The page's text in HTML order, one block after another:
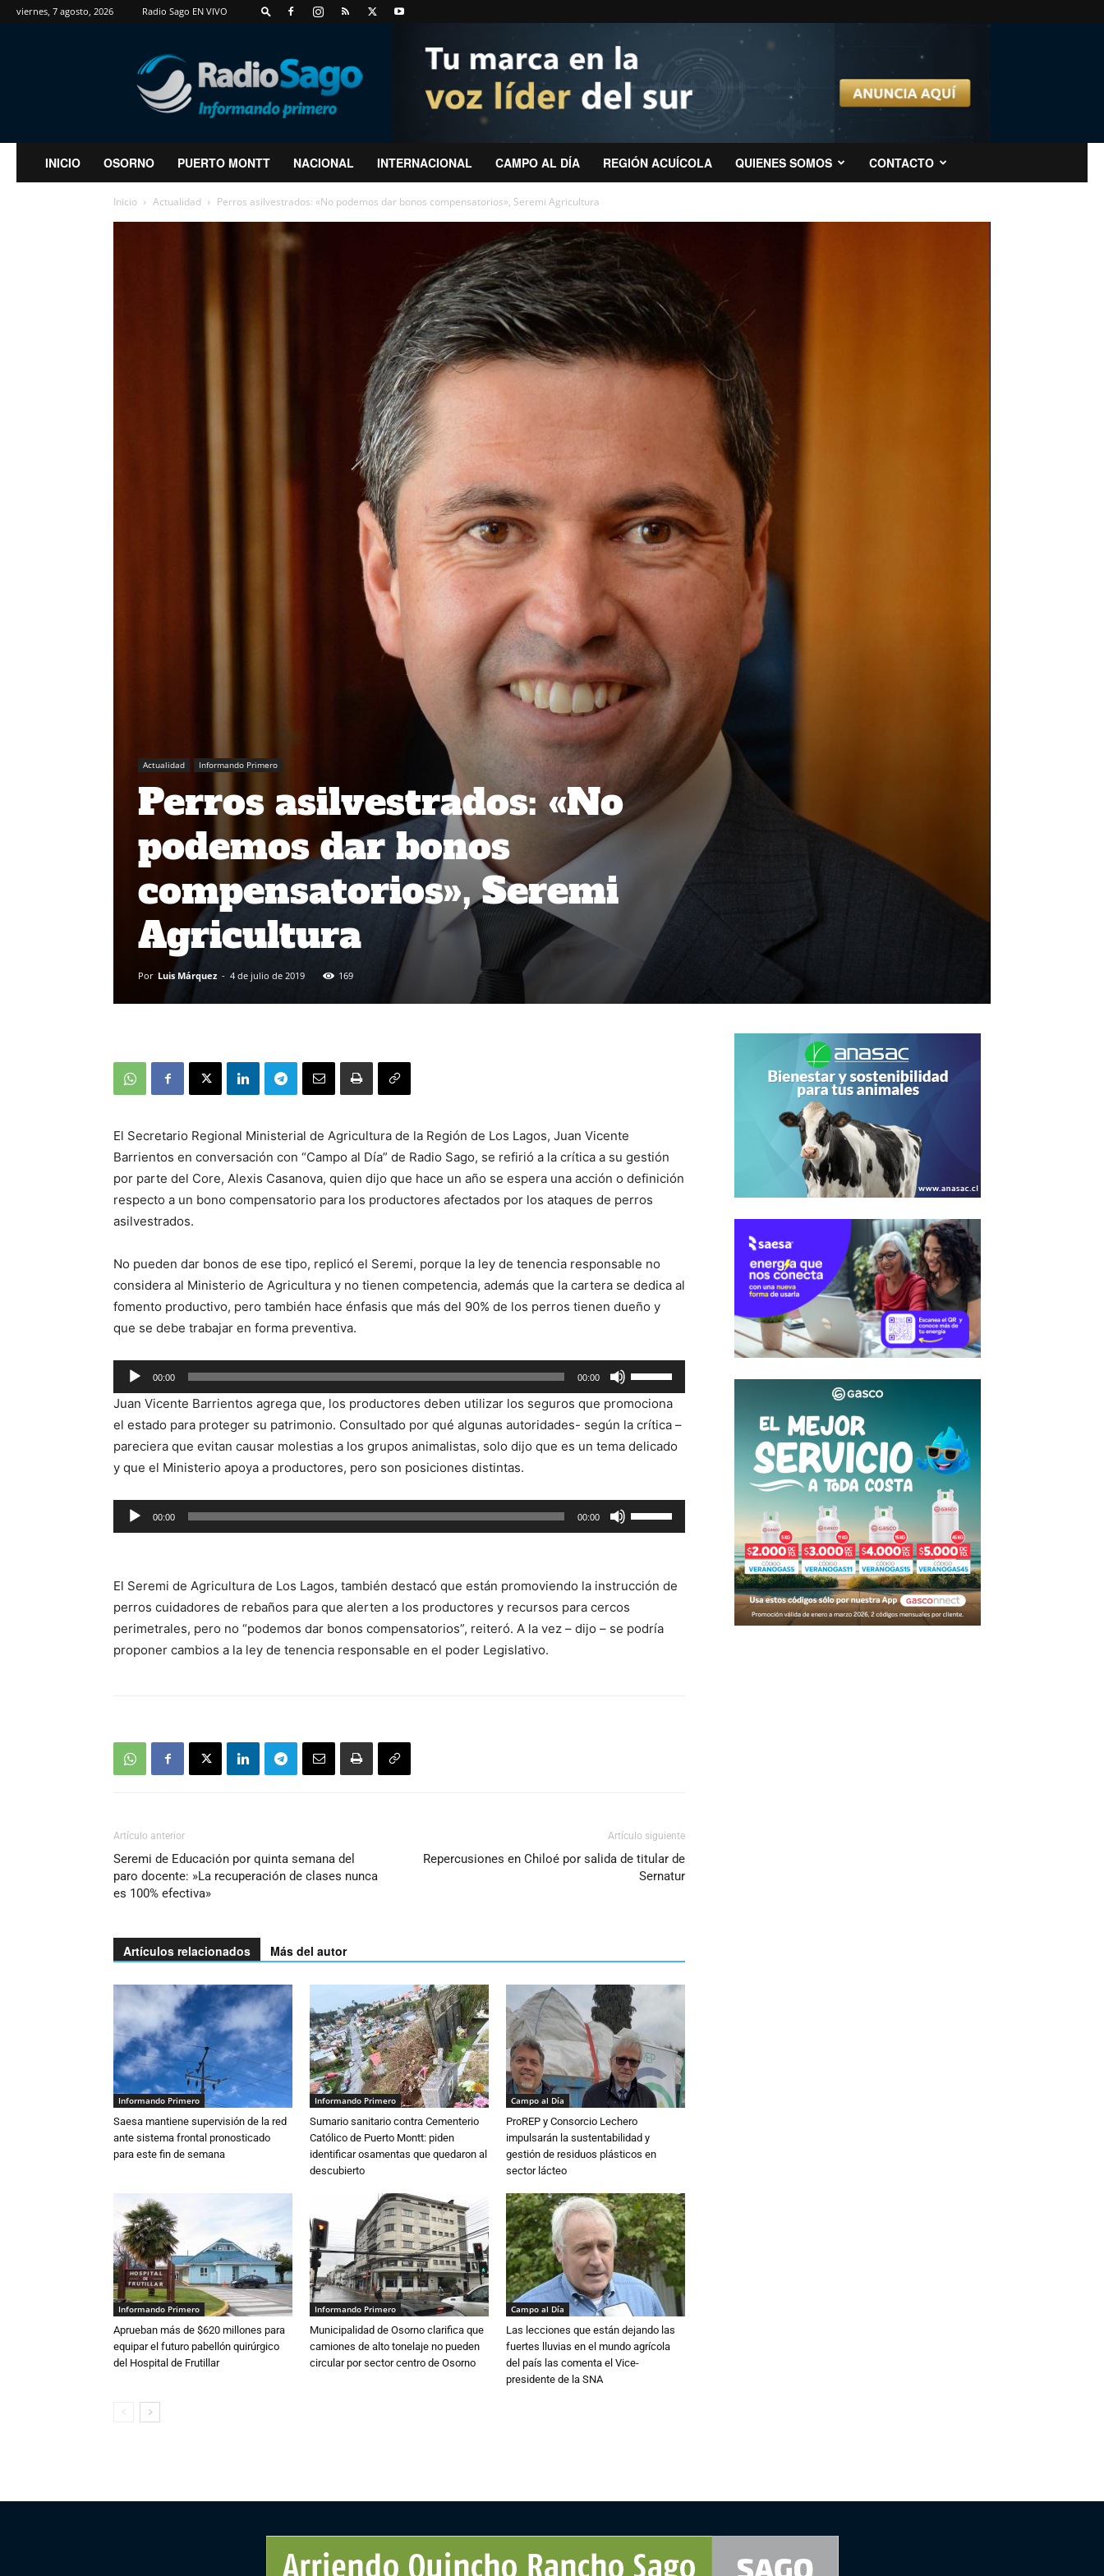
viernes, 7 agosto, 2026 Radio Sago EN VIVO
RadioSago
INICIO OSORNO PUERTO MONTT NACIONAL INTERNACIONAL CAMPO AL DÍA REGIÓN ACUÍCOLA QUIENES SOMOS CONTACTO
Inicio Actualidad Perros asilvestrados: «No podemos dar bonos compensatorios», Seremi Agricultura
Actualidad Informando Primero
Perros asilvestrados: «No
podemos dar bonos
compensatorios», Seremi
Agricultura
Por Luis Márquez - 4 de julio de 2019 169
El Secretario Regional Ministerial de Agricultura de la Región de Los Lagos, Juan Vicente
Barrientos en conversación con “Campo al Día” de Radio Sago, se refirió a la crítica a su gestión
por parte del Core, Alexis Casanova, quien dijo que hace un año se espera una acción o definición
respecto a un bono compensatorio para los productores afectados por los ataques de perros
asilvestrados.
No pueden dar bonos de ese tipo, replicó el Seremi, porque la ley de tenencia responsable no
considera al Ministerio de Agricultura y no tienen competencia, además que la cartera se dedica al
fomento productivo, pero también hace énfasis que más del 90% de los perros tienen dueño y
que se debe trabajar en forma preventiva.
Reproductor
de
audio
00:00 00:00
las
teclas
de
flecha
para
aumentar
el
Juan Vicente Barrientos agrega que, los productores deben utilizar los seguros que promociona
el estado para proteger su patrimonio. Consultado por qué algunas autoridades- según la crítica –
pareciera que evitan causar molestias a los grupos animalistas, solo dijo que es un tema delicado
y que el Ministerio apoya a productores, pero son posiciones distintas.
Reproductor
de
00:00 00:00
las
flecha
para
El Seremi de Agricultura de Los Lagos, también destacó que están promoviendo la instrucción de
perros cuidadores de rebaños para que alerten a los productores y recursos para cercos
perimetrales, pero no “podemos dar bonos compensatorios”, reiteró. A la vez – dijo – se podría
proponer cambios a la ley de tenencia responsable en el poder Legislativo.
Artículo anterior
Seremi de Educación por quinta semana del
paro docente: »La recuperación de clases nunca
es 100% efectiva»
Artículo siguiente
Repercusiones en Chiloé por salida de titular de
Sernatur
Artículos relacionados Más del autor
Informando Primero
Saesa mantiene supervisión de la red
ante sistema frontal pronosticado
para este fin de semana
Informando Primero
Sumario sanitario contra Cementerio
Católico de Puerto Montt: piden
identificar osamentas que quedaron al
descubierto
Campo al Día
ProREP y Consorcio Lechero
impulsarán la sustentabilidad y
gestión de residuos plásticos en
sector lácteo
Informando Primero
Aprueban más de $620 millones para
equipar el futuro pabellón quirúrgico
del Hospital de Frutillar
Informando Primero
Municipalidad de Osorno clarifica que
camiones de alto tonelaje no pueden
circular por sector centro de Osorno
Campo al Día
Las lecciones que están dejando las
fuertes lluvias en el mundo agrícola
del país las comenta el Vice-
presidente de la SNA